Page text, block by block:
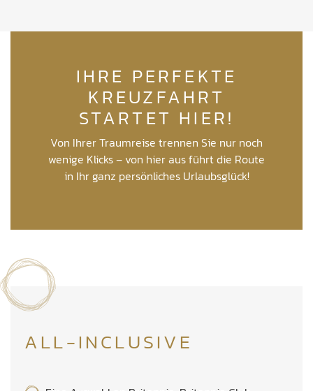
IHRE PERFEKTE
KREUZFAHRT
STARTET HIER!
Von Ihrer Traumreise trennen Sie nur noch
wenige Klicks – von hier aus führt die Route
in Ihr ganz persönliches Urlaubsglück!
ALL-INCLUSIVE